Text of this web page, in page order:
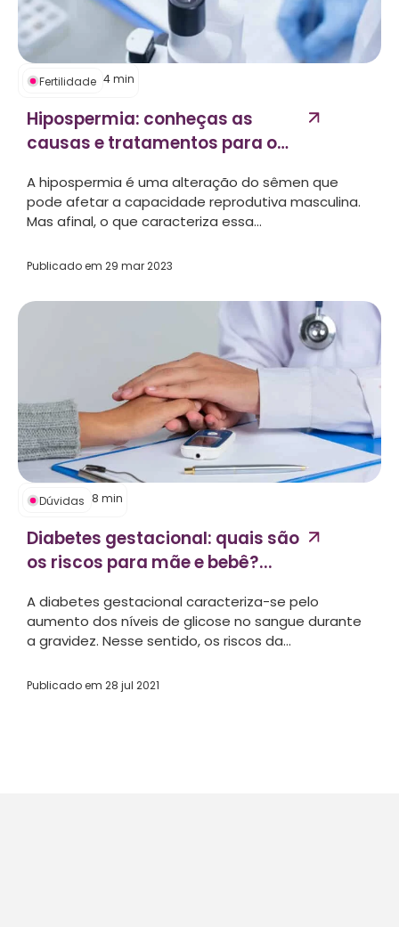
Fertilidade 4min
Hipospermia: conheças as
causas e tratamentos para o
A hipospermia é uma alteração do sêmen que
pode afetar a capacidade reprodutiva masculina.
Mas afinal, o que caracteriza essa...
Publicado em 29 mar 2023
Dúvidas 8 min
Diabetes gestacional: quais são
os riscos para mãe e bebê?...
A diabetes gestacional caracteriza-se pelo
aumento dos níveis de glicose no sangue durante
a gravidez. Nesse sentido, os riscos da...
Publicado em 28 jul 2021